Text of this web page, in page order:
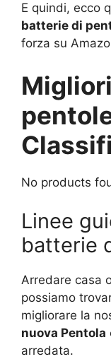
E quindi, ecco
batterie di
forza su
No products
Linee
batterie
Arredare casa
possiamo
migliorare la
nuova Pentola
arredata.